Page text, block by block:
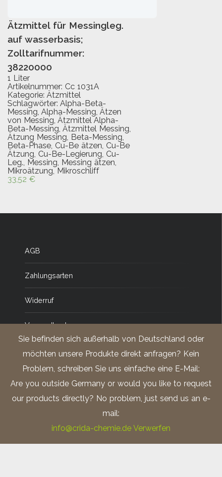
Sie befinden sich außerhalb von Deutschland oder
möchten unsere Produkte direkt anfragen? Kein
Problem, schreiben Sie uns einfache eine E-Mail:
Are you outside Germany or would you like to request
our products directly? No problem, just send us an e-
mail:
info@crida-chemie.de Verwerfen
IN DEN WARENKORB
Ätzmittel für Messingleg.
auf wasserbasis;
Zolltarifnummer:
38220000
1 Liter
Artikelnummer: Cc 1031A
Kategorie: Ätzmittel
Schlagwörter: Alpha-Beta-
Messing, Alpha-Messing, Ätzen
von Messing, Ätzmittel Alpha-
Beta-Messing, Ätzmittel Messing,
Ätzung Messing, Beta-Messing,
Beta-Phase, Cu-Be ätzen, Cu-Be
Ätzung, Cu-Be-Legierung, Cu-
Leg., Messing, Messing ätzen,
Mikroätzung, Mikroschliff
33,52 €
AGB
Zahlungsarten
Widerruf
Versandkosten
Impressum
Datenschutz